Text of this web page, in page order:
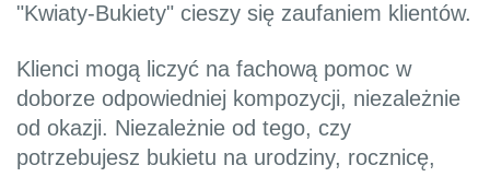
"Kwiaty-Bukiety" cieszy się zaufaniem klientów.
Klienci mogą liczyć na fachową pomoc w
doborze odpowiedniej kompozycji, niezależnie
od okazji. Niezależnie od tego, czy
potrzebujesz bukietu na urodziny, rocznicę,